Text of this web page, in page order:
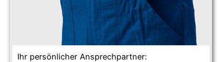
Ihr persönlicher Ansprechpartner: